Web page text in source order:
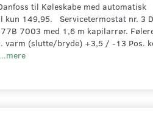
til Køleskabe med automatisk
kun 149,95. Servicetermostat nr. 3
7003 med 1,6 m kapilarrør.
varm (slutte/bryde) +3,5 / -13 Pos.
...mere